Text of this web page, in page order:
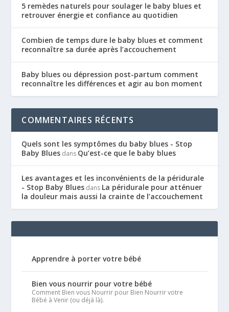
5 remèdes naturels pour soulager le baby blues et
retrouver énergie et confiance au quotidien
Combien de temps dure le baby blues et comment
reconnaître sa durée après l’accouchement
Baby blues ou dépression post-partum comment
reconnaître les différences et agir au bon moment
COMMENTAIRES RÉCENTS
Quels sont les symptômes du baby blues - Stop
Baby Blues dans Qu’est-ce que le baby blues
Les avantages et les inconvénients de la péridurale
- Stop Baby Blues dans La péridurale pour atténuer
la douleur mais aussi la crainte de l’accouchement
Apprendre à porter votre bébé
Bien vous nourrir pour votre bébé
Comment Bien vous Nourrir pour Bien Nourrir votre
Bébé à Venir (ou déjà là).